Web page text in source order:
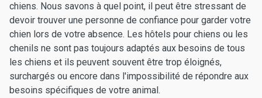
chiens. Nous savons à quel point, il peut être stressant de
devoir trouver une personne de confiance pour garder votre
chien lors de votre absence. Les hôtels pour chiens ou les
chenils ne sont pas toujours adaptés aux besoins de tous
les chiens et ils peuvent souvent être trop éloignés,
surchargés ou encore dans l'impossibilité de répondre aux
besoins spécifiques de votre animal.